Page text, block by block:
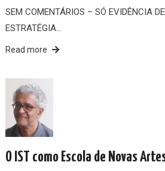
SEM COMENTÁRIOS – SÓ EVIDÊNCIA
ESTRATÉGIA…
Read more
O IST como Escola de Novas